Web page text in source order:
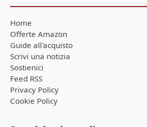
Home
Offerte Amazon
Guide all'acquisto
Scrivi una notizia
Sostienici
Feed RSS
Privacy Policy
Cookie Policy